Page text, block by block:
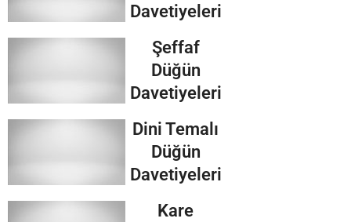
Davetiyeleri
Şeffaf
Düğün
Davetiyeleri
Dini Temalı
Düğün
Davetiyeleri
Kare